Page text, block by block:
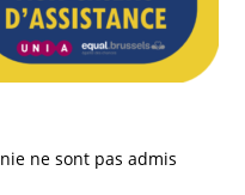
ne sont pas admis